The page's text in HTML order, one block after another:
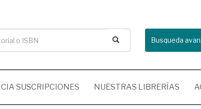
Busqueda
SUSCRIPCIONES NUESTRAS LIBRERÍAS